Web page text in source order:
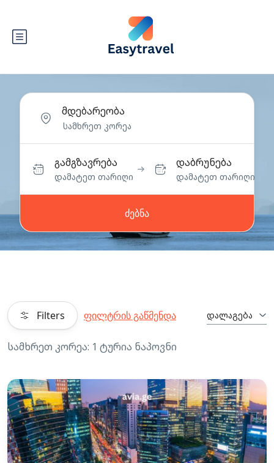
მდებარეობა
გამგზავრება
დამატეთ თარიღი
დაბრუნება
დამატეთ თარიღი
ძებნა
Filters ფილტრის გაწმენდა დალაგება
სამხრეთ კორეა: 1 ტურია ნაპოვნი